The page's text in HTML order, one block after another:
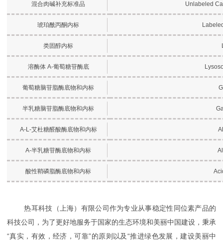
混合肉碱补充标准品 Unlabeled
琥珀酰丙酮内标
类固醇内标
溶酶体 Α-葡萄糖苷酶底
葡萄糖脑苷脂酶底物和内标
半乳糖脑苷脂酶底物和内标
Α-L-艾杜糖醛酸酶底物和内标
Α-半乳糖苷酶底物和内标
酸性鞘磷脂酶底物和内标
热耳科技（上海）有限公司作为专业从事稳定性同位素产品的
科技公司，为了更好地服务于国家的生态环境和美丽中国建设，秉承
“真实，有效，经济，可靠”的原则以及“推进绿色发展，建设美丽中